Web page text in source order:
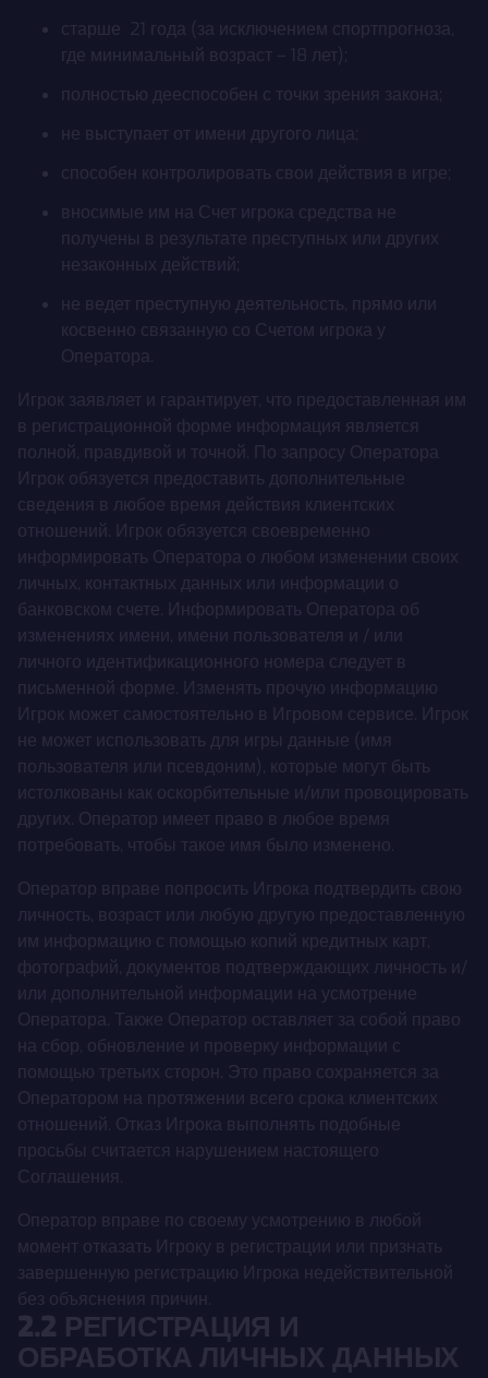
старше 21 года (за исключением спортпрогноза,
где минимальный возраст – 18 лет);
полностью дееспособен с точки зрения закона;
не выступает от имени другого лица;
способен контролировать свои действия в игре;
вносимые им на Счет игрока средства не
получены в результате преступных или других
незаконных действий;
не ведет преступную деятельность, прямо или
косвенно связанную со Счетом игрока у
Оператора.
Игрок заявляет и гарантирует, что предоставленная им
в регистрационной форме информация является
полной, правдивой и точной. По запросу Оператора
Игрок обязуется предоставить дополнительные
сведения в любое время действия клиентских
отношений. Игрок обязуется своевременно
информировать Оператора о любом изменении своих
личных, контактных данных или информации о
банковском счете. Информировать Оператора об
изменениях имени, имени пользователя и / или
личного идентификационного номера следует в
письменной форме. Изменять прочую информацию
Игрок может самостоятельно в Игровом сервисе. Игрок
не может использовать для игры данные (имя
пользователя или псевдоним), которые могут быть
истолкованы как оскорбительные и/или провоцировать
других. Оператор имеет право в любое время
потребовать, чтобы такое имя было изменено.
Оператор вправе попросить Игрока подтвердить свою
личность, возраст или любую другую предоставленную
им информацию с помощью копий кредитных карт,
фотографий, документов подтверждающих личность и/
или дополнительной информации на усмотрение
Оператора. Также Оператор оставляет за собой право
на сбор, обновление и проверку информации с
помощью третьих сторон. Это право сохраняется за
Оператором на протяжении всего срока клиентских
отношений. Отказ Игрока выполнять подобные
просьбы считается нарушением настоящего
Соглашения.
Оператор вправе по своему усмотрению в любой
момент отказать Игроку в регистрации или признать
завершенную регистрацию Игрока недействительной
без объяснения причин.
2.2 РЕГИСТРАЦИЯ И
ОБРАБОТКА ЛИЧНЫХ ДАННЫХ